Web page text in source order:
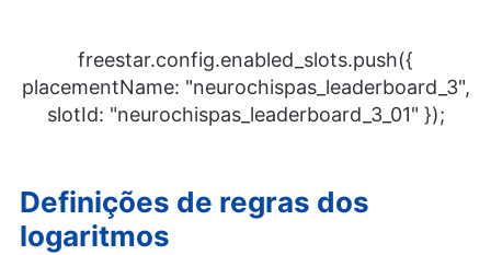
freestar.config.enabled_slots.push({
placementName: "neurochispas_leaderboard_3",
slotId: "neurochispas_leaderboard_3_01" });
Definições de regras dos
logaritmos